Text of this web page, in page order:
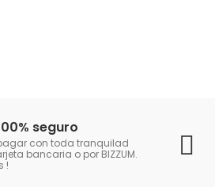
seguro
con toda tranquilad
bancaria o por BIZZUM.
!